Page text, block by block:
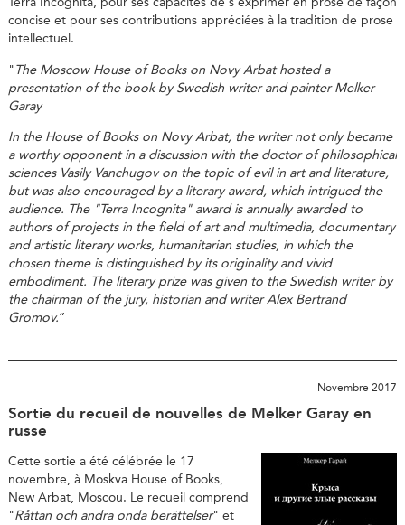
concise et pour ses contributions appréciées à la tradition de prose
intellectuel.
"The Moscow House of Books on Novy Arbat hosted a
presentation of the book by Swedish writer and painter Melker
Garay
In the House of Books on Novy Arbat, the writer not only became
a worthy opponent in a discussion with the doctor of philosophical
sciences Vasily Vanchugov on the topic of evil in art and literature,
but was also encouraged by a literary award, which intrigued the
audience. The "Terra Incognita" award is annually awarded to
authors of projects in the field of art and multimedia, documentary
and artistic literary works, humanitarian studies, in which the
chosen theme is distinguished by its originality and vivid
embodiment. The literary prize was given to the Swedish writer by
the chairman of the jury, historian and writer Alex Bertrand
Gromov.”
Novembre 2017
Sortie du recueil de nouvelles de Melker Garay en
russe
Cette sortie a été célébrée le 17
novembre, à Moskva House of Books,
New Arbat, Moscou. Le recueil comprend
"Råttan och andra onda berättelser" et